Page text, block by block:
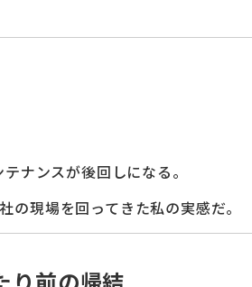
ナンスが後回しになる。
現場を回ってきた私の実感だ。